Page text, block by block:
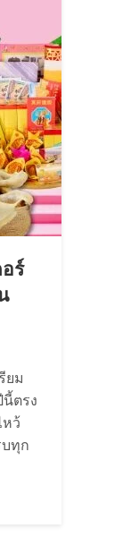
ร์
ยม
ตรง
หว้
ทุก